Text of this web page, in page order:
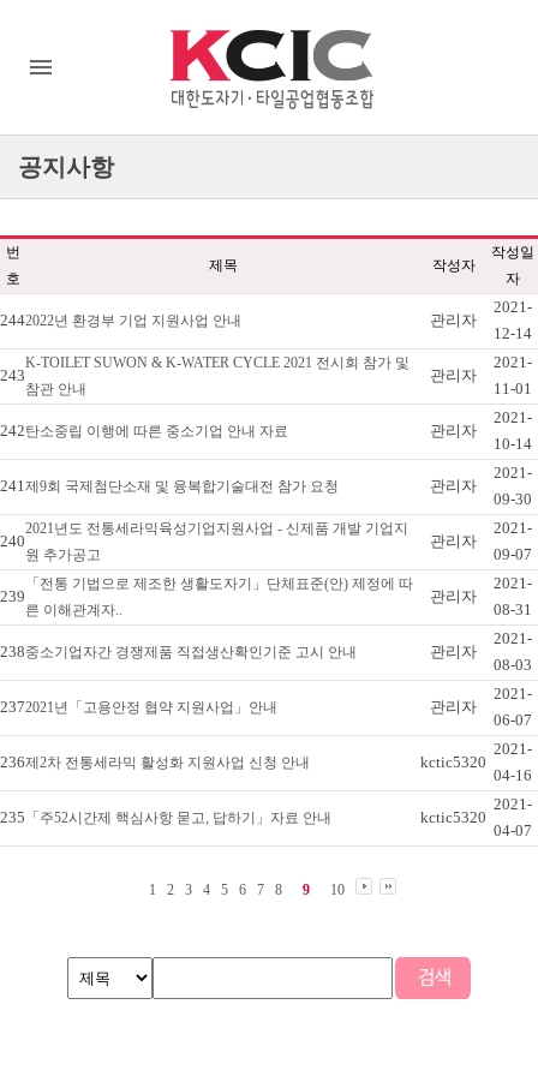
공지사항
번
호
제목 작성자
작성일
자
2442022년 환경부 기업 지원사업 안내 관리자
2021-
12-14
243
K-TOILET SUWON & K-WATER CYCLE 2021 전시회 참가 및
참관 안내
관리자
2021-
11-01
242탄소중립 이행에 따른 중소기업 안내 자료 관리자
2021-
10-14
241제9회 국제첨단소재 및 융복합기술대전 참가 요청 관리자
2021-
09-30
240
2021년도 전통세라믹육성기업지원사업 - 신제품 개발 기업지
원 추가공고
관리자
2021-
09-07
239
「전통 기법으로 제조한 생활도자기」단체표준(안) 제정에 따
른 이해관계자..
관리자
2021-
08-31
238중소기업자간 경쟁제품 직접생산확인기준 고시 안내 관리자
2021-
08-03
2372021년「고용안정 협약 지원사업」안내 관리자
2021-
06-07
236제2차 전통세라믹 활성화 지원사업 신청 안내 kctic5320
2021-
04-16
235 「주52시간제 핵심사항 묻고, 답하기」자료 안내 kctic5320
2021-
04-07
1 2 3 4 5 6 7 8 9 10